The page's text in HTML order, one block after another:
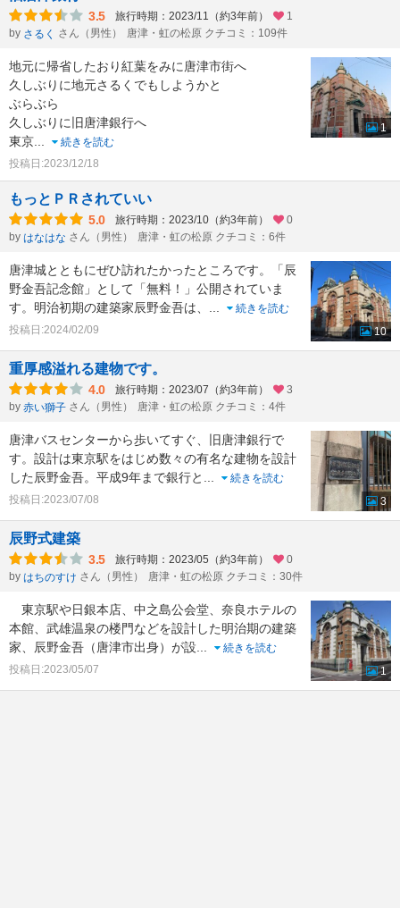
3.5 旅行時期：2023/11（約3年前）
1
by さるく さん（男性） 唐津・虹の松原 クチコミ：109件
地元に帰省したおり紅葉をみに唐津市街へ
久しぶりに地元さるくでもしようかと
ぶらぶら
久しぶりに旧唐津銀行へ
東京
続きを読む
投稿日:2023/12/18
1
もっとＰＲされていい
5.0 旅行時期：2023/10（約3年前）
0
by はなはな さん（男性） 唐津・虹の松原 クチコミ：6件
唐津城とともにぜひ訪れたかったところです。「辰
野金吾記念館」として「無料！」公開されていま
す。明治初期の建築家辰野金吾は、
続きを読む
投稿日:2024/02/09
10
重厚感溢れる建物です。
4.0 旅行時期：2023/07（約3年前）
3
by 赤い獅子 さん（男性） 唐津・虹の松原 クチコミ：4件
唐津バスセンターから歩いてすぐ、旧唐津銀行で
す。設計は東京駅をはじめ数々の有名な建物を設計
した辰野金吾。平成9年まで銀行と
続きを読む
投稿日:2023/07/08
3
辰野式建築
3.5 旅行時期：2023/05（約3年前）
0
by はちのすけ さん（男性） 唐津・虹の松原 クチコミ：30件
東京駅や日銀本店、中之島公会堂、奈良ホテルの
本館、武雄温泉の楼門などを設計した明治期の建築
家、辰野金吾（唐津市出身）が設
続きを読む
投稿日:2023/05/07
1